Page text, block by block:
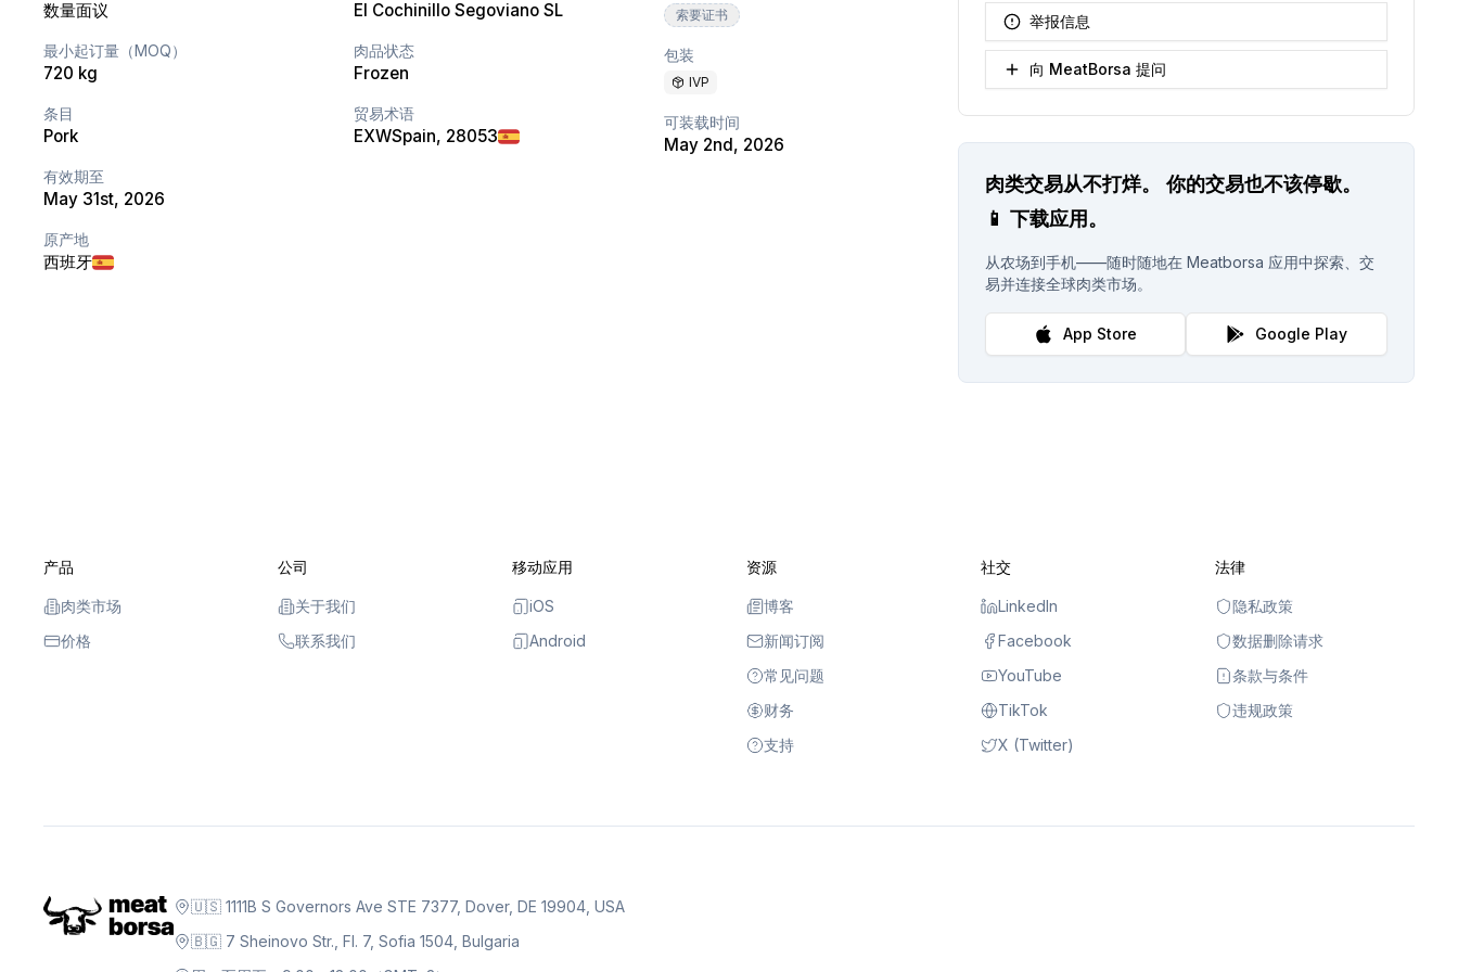
数量面议
最小起订量（MOQ）
720 kg
条目
Pork
有效期至
May 31st, 2026
原产地
西班牙
El Cochinillo Segoviano SL
肉品状态
Frozen
贸易术语
EXWSpain, 28053
索要证书
包装
IVP
可装载时间
May 2nd, 2026
举报信息
向 MeatBorsa 提问
肉类交易从不打烊。
你的交易也不该停歇。
📱 下载应用。
从农场到手机——随时随地在 Meatborsa 应用中探索、交
易并连接全球肉类市场。
App Store Google Play
产品
肉类市场
价格
公司
关于我们
联系我们
移动应用
iOS
Android
资源
博客
新闻订阅
常见问题
财务
支持
社交
LinkedIn
Facebook
YouTube
TikTok
X (Twitter)
法律
隐私政策
数据删除请求
条款与条件
违规政策
🇺🇸 1111B S Governors Ave STE 7377, Dover, DE 19904, USA
🇧🇬 7 Sheinovo Str., Fl. 7, Sofia 1504, Bulgaria